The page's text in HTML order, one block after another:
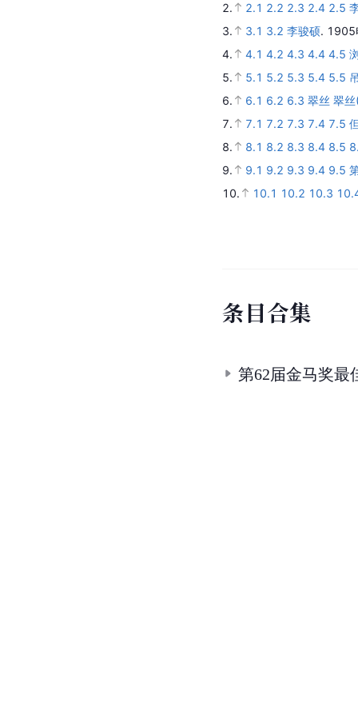
2.
2.1 2.2 2.3 2.4 2.5
3.
3.1 3.2 李骏硕.
4.
4.1 4.2 4.3 4.4 4.5
5.
5.1 5.2 5.3 5.4 5.5
6.
6.1 6.2 6.3 翠丝 翠
7.
7.1 7.2 7.3 7.4 7.5
8.
8.1 8.2 8.3 8.4 8.5
9.
9.1 9.2 9.3 9.4 9.5
10.
10.1 10.2 10.3
条目合集
第62届金马奖最